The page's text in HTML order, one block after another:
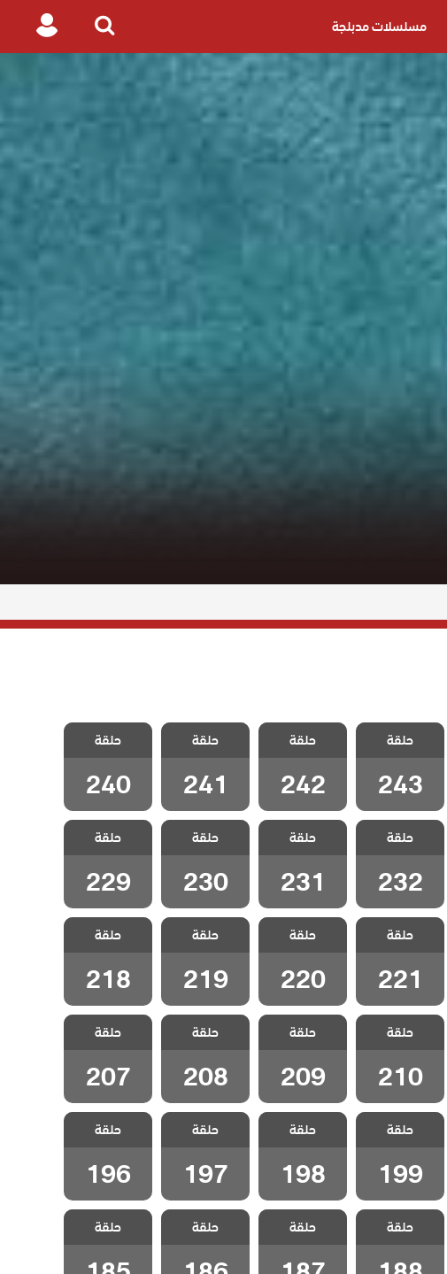
مسلسلات مدبلجة
Search
Login
مسلسل انا ام
مدبلج الحلقة
243
حلقة
243
مسلسل انا ام
مدبلج الحلقة
242
حلقة
242
مسلسل انا ام
مدبلج الحلقة
241
حلقة
241
مسلسل انا ام
مدبلج الحلقة
240
حلقة
240
مسلسل انا ام
مدبلج الحلقة
232
حلقة
232
مسلسل انا ام
مدبلج الحلقة
231
حلقة
231
مسلسل انا ام
مدبلج الحلقة
230
حلقة
230
مسلسل انا ام
مدبلج الحلقة
229
حلقة
229
مسلسل انا ام
مدبلج الحلقة
221
حلقة
221
مسلسل انا ام
مدبلج الحلقة
220
حلقة
220
مسلسل انا ام
مدبلج الحلقة
219
حلقة
219
مسلسل انا ام
مدبلج الحلقة
218
حلقة
218
مسلسل انا ام
مدبلج الحلقة
210
حلقة
210
مسلسل انا ام
مدبلج الحلقة
209
حلقة
209
مسلسل انا ام
مدبلج الحلقة
208
حلقة
208
مسلسل انا ام
مدبلج الحلقة
207
حلقة
207
مسلسل انا ام
مدبلج الحلقة
199
حلقة
199
مسلسل انا ام
مدبلج الحلقة
198
حلقة
198
مسلسل انا ام
مدبلج الحلقة
197
حلقة
197
مسلسل انا ام
مدبلج الحلقة
196
حلقة
196
مسلسل انا ام
مدبلج الحلقة
188
حلقة
مسلسل انا ام
مدبلج الحلقة
187
حلقة
مسلسل انا ام
مدبلج الحلقة
186
حلقة
مسلسل انا ام
مدبلج الحلقة
185
حلقة